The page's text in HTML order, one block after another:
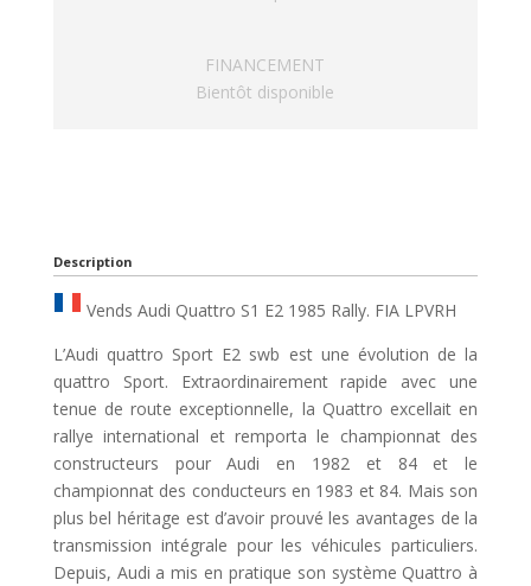
FINANCEMENT
Bientôt disponible
Description
Vends Audi Quattro S1 E2 1985 Rally. FIA LPVRH
L’Audi quattro Sport E2 swb est une évolution de la
quattro Sport. Extraordinairement rapide avec une
tenue de route exceptionnelle, la Quattro excellait en
rallye international et remporta le championnat des
constructeurs pour Audi en 1982 et 84 et le
championnat des conducteurs en 1983 et 84. Mais son
plus bel héritage est d’avoir prouvé les avantages de la
transmission intégrale pour les véhicules particuliers.
Depuis, Audi a mis en pratique son système Quattro à